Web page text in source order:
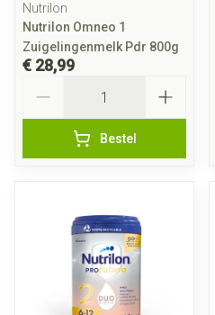
Nutrilon
Nutrilon Omneo 1
Zuigelingenmelk Pdr 800g
€ 28,99
Bestel